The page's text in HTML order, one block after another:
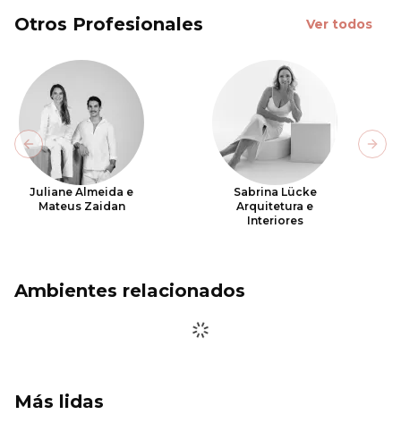
Otros Profesionales Ver todos
Juliane Almeida e
Mateus Zaidan
Sabrina Lücke
Arquitetura e
Interiores
Previous slide
Ambientes relacionados
Más lidas